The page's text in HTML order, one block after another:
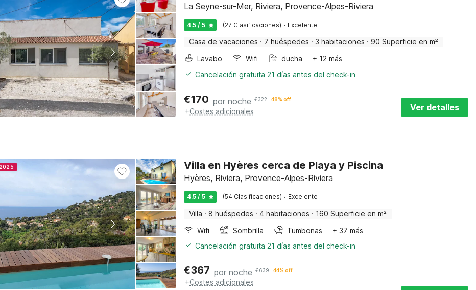
La Seyne-sur-Mer, Riviera, Provence-Alpes-Riviera
4.5 / 5 (27 Clasificaciones) · Excelente
Casa de vacaciones · 7 huéspedes · 3 habitaciones · 90 Superficie en m²
Lavabo
Wifi ducha
+ 12 más
Cancelación gratuita 21 días antes del check-in
€170 por noche €322 48% off
+Costes adicionales Ver detalles
Villa en Hyères cerca de Playa y Piscina
Hyères, Riviera, Provence-Alpes-Riviera
4.5 / 5 (54 Clasificaciones) · Excelente
Villa · 8 huéspedes · 4 habitaciones · 160 Superficie en m²
Wifi
Sombrilla Tumbonas
+ 37 más
Cancelación gratuita 21 días antes del check-in
€367 por noche €639 44% off
+Costes adicionales